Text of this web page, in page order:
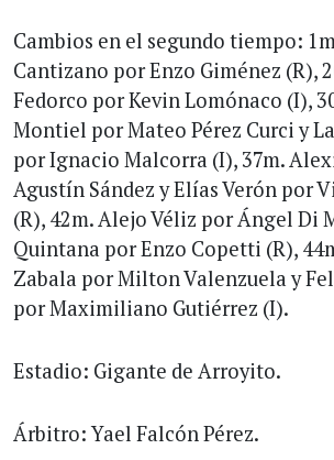
Cambios en el segundo tiempo:
Cantizano por Enzo Giménez (R),
Fedorco por Kevin Lomónaco (I),
Montiel por Mateo Pérez Curci y
por Ignacio Malcorra (I), 37m.
Agustín Sández y Elías Verón por
(R), 42m. Alejo Véliz por Ángel Di
Quintana por Enzo Copetti (R),
Zabala por Milton Valenzuela y
por Maximiliano Gutiérrez (I).
Estadio: Gigante de Arroyito.
Árbitro: Yael Falcón Pérez.